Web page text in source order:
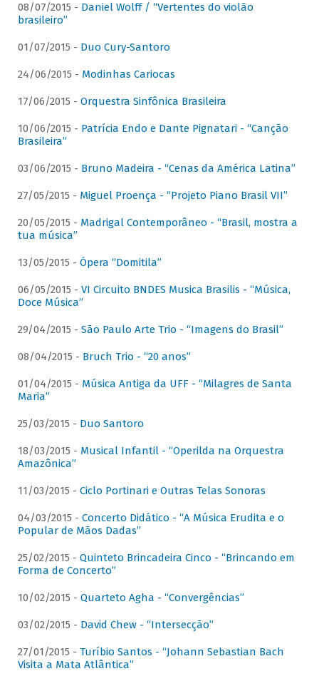
08/07/2015 - Daniel Wolff / “Vertentes do violão
brasileiro”
01/07/2015 - Duo Cury-Santoro
24/06/2015 - Modinhas Cariocas
17/06/2015 - Orquestra Sinfônica Brasileira
10/06/2015 - Patrícia Endo e Dante Pignatari - “Canção
Brasileira”
03/06/2015 - Bruno Madeira - “Cenas da América Latina”
27/05/2015 - Miguel Proença - “Projeto Piano Brasil VII”
20/05/2015 - Madrigal Contemporâneo - “Brasil, mostra a
tua música”
13/05/2015 - Ópera “Domitila”
06/05/2015 - VI Circuito BNDES Musica Brasilis - “Música,
Doce Música”
29/04/2015 - São Paulo Arte Trio - “Imagens do Brasil”
08/04/2015 - Bruch Trio - “20 anos”
01/04/2015 - Música Antiga da UFF - “Milagres de Santa
Maria”
25/03/2015 - Duo Santoro
18/03/2015 - Musical Infantil - “Operilda na Orquestra
Amazônica”
11/03/2015 - Ciclo Portinari e Outras Telas Sonoras
04/03/2015 - Concerto Didático - “A Música Erudita e o
Popular de Mãos Dadas”
25/02/2015 - Quinteto Brincadeira Cinco - “Brincando em
Forma de Concerto”
10/02/2015 - Quarteto Agha - “Convergências”
03/02/2015 - David Chew - “Intersecção”
27/01/2015 - Turíbio Santos - “Johann Sebastian Bach
Visita a Mata Atlântica”